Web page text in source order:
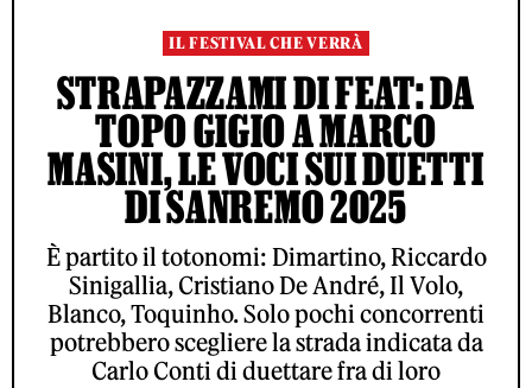
IL FESTIVAL CHE VERRÀ
STRAPAZZAMI DI FEAT: DA
TOPO GIGIO A MARCO
MASINI, LE VOCI SUI DUETTI
DI SANREMO 2025
È partito il totonomi: Dimartino, Riccardo
Sinigallia, Cristiano De André, Il Volo,
Blanco, Toquinho. Solo pochi concorrenti
potrebbero scegliere la strada indicata da
Carlo Conti di duettare fra di loro